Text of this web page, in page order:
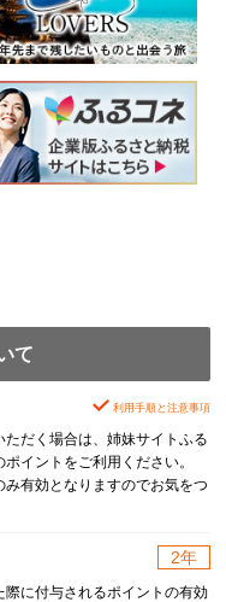
て
利用手順と注意事項
だく場合は、姉妹サイトふる
イントをご利用ください。
有効となりますのでお気をつ
2年
際に付与されるポイントの有効